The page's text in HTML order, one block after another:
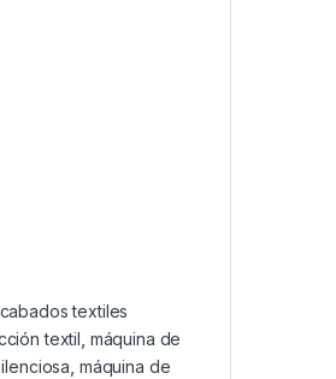
textiles
textil máquina de
máquina de